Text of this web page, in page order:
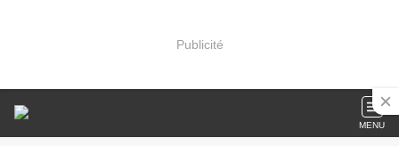
Publicité
MENU